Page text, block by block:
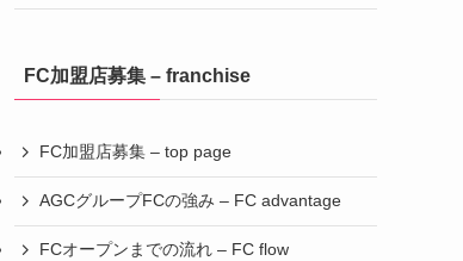
FC加盟店募集 – franchise
FC加盟店募集 – top page
AGCグループFCの強み – FC advantage
FCオープンまでの流れ – FC flow